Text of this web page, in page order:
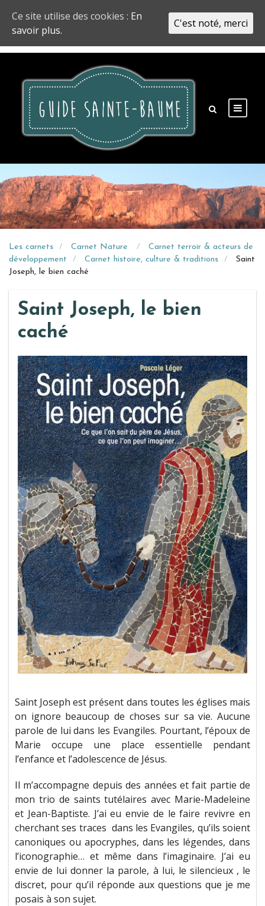
Les carnets Carnet Nature
Carnet terroir & acteurs de
développement
Carnet histoire, culture & traditions
Saint
Joseph, le bien caché
Saint Joseph, le bien
caché
Saint Joseph est présent dans toutes les églises mais
on ignore beaucoup de choses sur sa vie. Aucune
parole de lui dans les Evangiles. Pourtant, l’époux de
Marie occupe une place essentielle pendant
l’enfance et l’adolescence de Jésus.
Il m’accompagne depuis des années et fait partie de
mon trio de saints tutélaires avec Marie-Madeleine
et Jean-Baptiste. J’ai eu envie de le faire revivre en
cherchant ses traces dans les Evangiles, qu’ils soient
canoniques ou apocryphes, dans les légendes, dans
l’iconographie… et même dans l’imaginaire. J’ai eu
envie de lui donner la parole, à lui, le silencieux , le
discret, pour qu’il réponde aux questions que je me
posais à son sujet.
Ce site utilise des cookies : En
savoir plus.
C'est noté, merci